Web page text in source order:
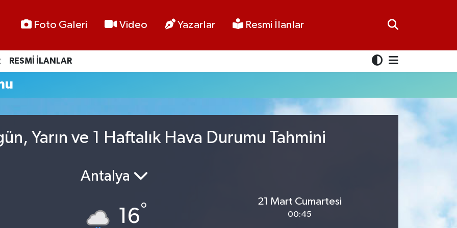
Foto Galeri Video Yazarlar Resmi İlanlar
RESMİ İLANLAR
Yarın ve 1 Haftalık Hava Durumu Tahmini
Antalya
16°
21 Mart Cumartesi
00:45